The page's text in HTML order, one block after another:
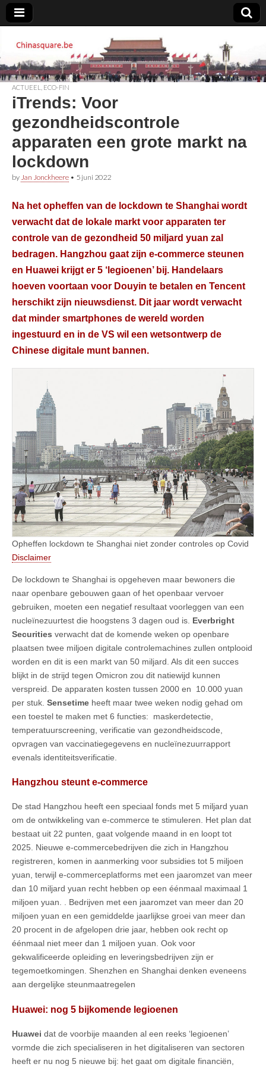
Chinasquare.be
ACTUEEL ECO-FIN
iTrends: Voor
gezondheidscontrole
apparaten een grote markt na
lockdown
by Jan Jonckheere • 5 juni 2022
Na het opheffen van de lockdown te Shanghai wordt
verwacht dat de lokale markt voor apparaten ter
controle van de gezondheid 50 miljard yuan zal
bedragen. Hangzhou gaat zijn e-commerce steunen
en Huawei krijgt er 5 ‘legioenen’ bij. Handelaars
hoeven voortaan voor Douyin te betalen en Tencent
herschikt zijn nieuwsdienst. Dit jaar wordt verwacht
dat minder smartphones de wereld worden
ingestuurd en in de VS wil een wetsontwerp de
Chinese digitale munt bannen.
Opheffen lockdown te Shanghai niet zonder controles op Covid
Disclaimer
De lockdown te Shanghai is opgeheven maar bewoners die
naar openbare gebouwen gaan of het openbaar vervoer
gebruiken, moeten een negatief resultaat voorleggen van een
nucleïnezuurtest die hoogstens 3 dagen oud is. Everbright
Securities verwacht dat de komende weken op openbare
plaatsen twee miljoen digitale controlemachines zullen ontplooid
worden en dit is een markt van 50 miljard. Als dit een succes
blijkt in de strijd tegen Omicron zou dit natiewijd kunnen
verspreid. De apparaten kosten tussen 2000 en 10.000 yuan
per stuk. Sensetime heeft maar twee weken nodig gehad om
een toestel te maken met 6 functies: maskerdetectie,
temperatuurscreening, verificatie van gezondheidscode,
opvragen van vaccinatiegegevens en nucleïnezuurrapport
evenals identiteitsverificatie.
Hangzhou steunt e-commerce
De stad Hangzhou heeft een speciaal fonds met 5 miljard yuan
om de ontwikkeling van e-commerce te stimuleren. Het plan dat
bestaat uit 22 punten, gaat volgende maand in en loopt tot
2025. Nieuwe e-commercebedrijven die zich in Hangzhou
registreren, komen in aanmerking voor subsidies tot 5 miljoen
yuan, terwijl e-commerceplatforms met een jaaromzet van meer
dan 10 miljard yuan recht hebben op een éénmaal maximaal 1
miljoen yuan. . Bedrijven met een jaaromzet van meer dan 20
miljoen yuan en een gemiddelde jaarlijkse groei van meer dan
20 procent in de afgelopen drie jaar, hebben ook recht op
éénmaal niet meer dan 1 miljoen yuan. Ook voor
gekwalificeerde opleiding en leveringsbedrijven zijn er
tegemoetkomingen. Shenzhen en Shanghai denken eveneens
aan dergelijke steunmaatregelen
Huawei: nog 5 bijkomende legioenen
Huawei dat de voorbije maanden al een reeks ‘legioenen’
vormde die zich specialiseren in het digitaliseren van sectoren
heeft er nu nog 5 nieuwe bij: het gaat om digitale financiën,